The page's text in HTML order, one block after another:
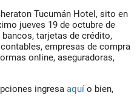
Tucumán Hotel, sito en
jueves 19 de octubre de
tarjetas de crédito,
empresas de compra
online, aseguradoras,
ingresa aquí o bien,